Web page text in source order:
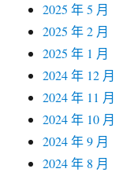
2025 年 5 月
2025 年 2 月
2025 年 1 月
2024 年 12 月
2024 年 11 月
2024 年 10 月
2024 年 9 月
2024 年 8 月